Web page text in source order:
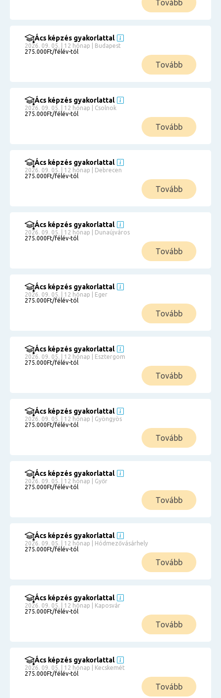
Tovább
Ács képzés gyakorlattal
2026. 09. 05. | 12 hónap | Budapest
275.000Ft/félév-tól
Tovább
Ács képzés gyakorlattal
2026. 09. 05. | 12 hónap | Csolnok
275.000Ft/félév-tól
Tovább
Ács képzés gyakorlattal
2026. 09. 05. | 12 hónap | Debrecen
275.000Ft/félév-tól
Tovább
Ács képzés gyakorlattal
2026. 09. 05. | 12 hónap | Dunaújváros
275.000Ft/félév-tól
Tovább
Ács képzés gyakorlattal
2026. 09. 05. | 12 hónap | Eger
275.000Ft/félév-tól
Tovább
Ács képzés gyakorlattal
2026. 09. 05. | 12 hónap | Esztergom
275.000Ft/félév-tól
Tovább
Ács képzés gyakorlattal
2026. 09. 05. | 12 hónap | Gyöngyös
275.000Ft/félév-tól
Tovább
Ács képzés gyakorlattal
2026. 09. 05. | 12 hónap | Győr
275.000Ft/félév-tól
Tovább
Ács képzés gyakorlattal
2026. 09. 05. | 12 hónap | Hódmezővásárhely
275.000Ft/félév-tól
Tovább
Ács képzés gyakorlattal
2026. 09. 05. | 12 hónap | Kaposvár
275.000Ft/félév-tól
Tovább
Ács képzés gyakorlattal
2026. 09. 05. | 12 hónap | Kecskemét
275.000Ft/félév-tól
Tovább